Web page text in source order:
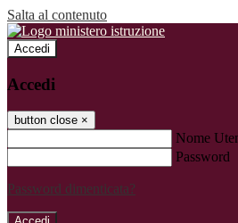
Salta al contenuto
Accedi
Accedi
button close ×
Nome
Password
Password dimenticata?